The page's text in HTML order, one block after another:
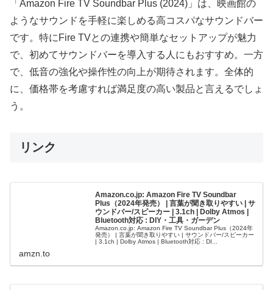
「Amazon Fire TV Soundbar Plus (2024)」は、映画館の
ようなサウンドを手軽に楽しめる高コスパなサウンドバー
です。特にFire TVとの連携や簡単なセットアップが魅力
で、初めてサウンドバーを導入する人にもおすすめ。一方
で、低音の強化や操作性の向上が期待されます。全体的
に、価格帯を考慮すれば満足度の高い製品と言えるでしょ
う。
リンク
Amazon.co.jp: Amazon Fire TV Soundbar
Plus（2024年発売） | 言葉が聞き取りやすい | サ
ウンドバー/スピーカー | 3.1ch | Dolby Atmos |
Bluetooth対応 : DIY・工具・ガーデン
Amazon.co.jp: Amazon Fire TV Soundbar Plus（2024年
発売） | 言葉が聞き取りやすい | サウンドバー/スピーカー
| 3.1ch | Dolby Atmos | Bluetooth対応 : DI...
amzn.to